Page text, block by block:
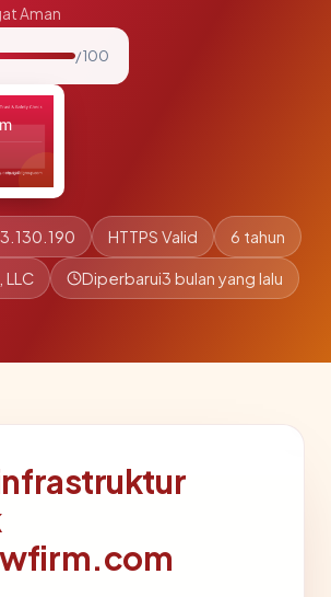
Aman
/ 100
HTTPS Valid 6 tahun
Diperbarui3 bulan yang lalu